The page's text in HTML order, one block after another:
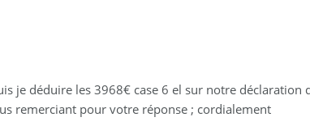
je déduire les 3968€ case 6 el sur notre déclaration
remerciant pour votre réponse ; cordialement